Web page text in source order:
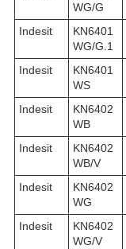
WG/G
Indesit
KN6401
WG/G.1
Indesit
KN6401
WS
Indesit
KN6402
WB
Indesit
KN6402
WB/V
Indesit
KN6402
WG
Indesit
KN6402
WG/V